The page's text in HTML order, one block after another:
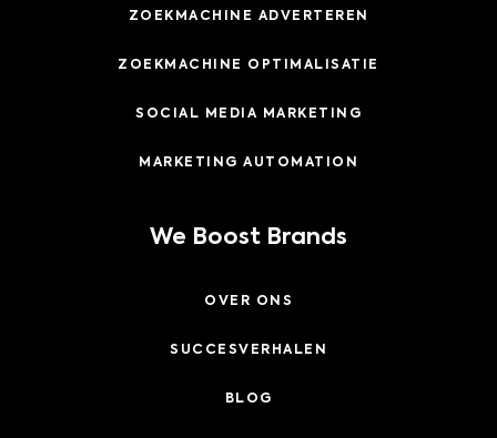
ZOEKMACHINE ADVERTEREN
ZOEKMACHINE OPTIMALISATIE
SOCIAL MEDIA MARKETING
MARKETING AUTOMATION
We Boost Brands
OVER ONS
SUCCESVERHALEN
BLOG